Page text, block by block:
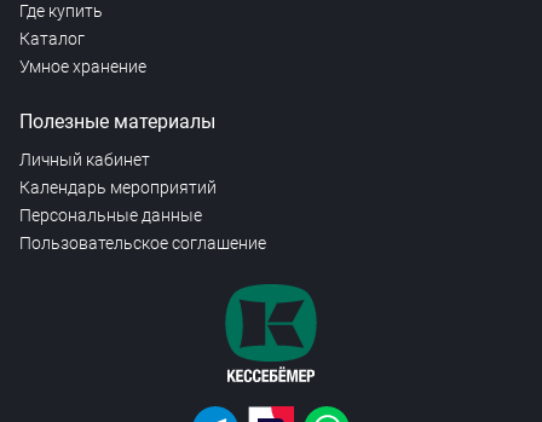
Где купить
Каталог
Умное хранение
Полезные материалы
Личный кабинет
Календарь мероприятий
Персональные данные
Пользовательское соглашение